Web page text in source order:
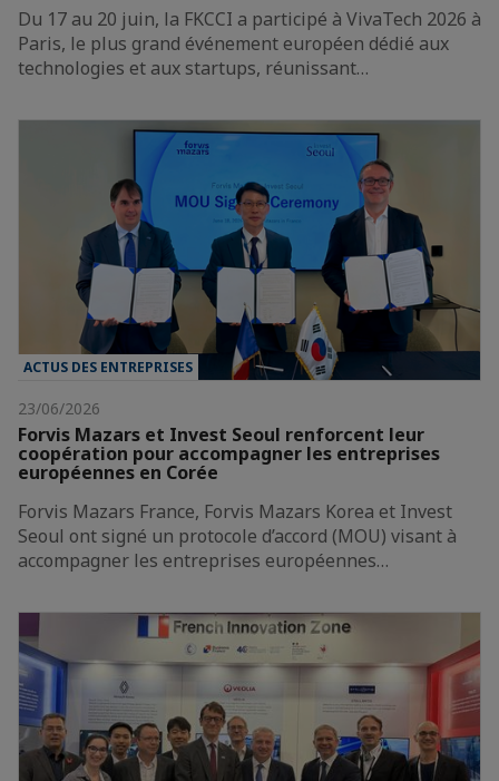
Du 17 au 20 juin, la FKCCI a participé à VivaTech 2026 à
Paris, le plus grand événement européen dédié aux
technologies et aux startups, réunissant…
ACTUS DES ENTREPRISES
23/06/2026
Forvis Mazars et Invest Seoul renforcent leur
coopération pour accompagner les entreprises
européennes en Corée
Forvis Mazars France, Forvis Mazars Korea et Invest
Seoul ont signé un protocole d’accord (MOU) visant à
accompagner les entreprises européennes…